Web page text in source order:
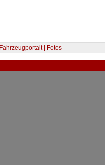
Fahrzeugportait | Fotos